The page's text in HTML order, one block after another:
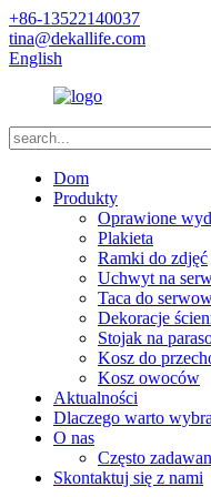
+86-13522140037
tina@dekallife.com
English
Dom
Produkty
Oprawione
Plakieta
Ramki do zdjęć
Uchwyt na
Taca do
Dekoracje
Stojak na
Kosz do
Kosz owoców
Aktualności
Dlaczego warto
O nas
Często
Skontaktuj się z nami